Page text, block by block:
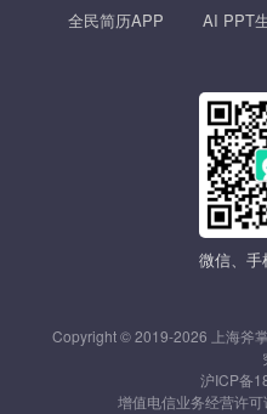
全民简历APP
AI PPT
微信、
Copyright © 2019-2026 上海斧
沪ICP备
增值电信业务经营许可